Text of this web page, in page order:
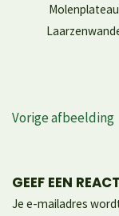
Vorige afbeelding
GEEF EEN
Je e-mailadres